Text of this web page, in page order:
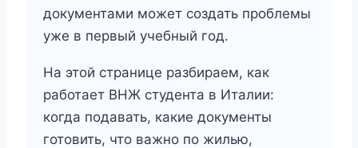
документами может создать проблемы
уже в первый учебный год.
На этой странице разбираем, как
работает ВНЖ студента в Италии:
когда подавать, какие документы
готовить, что важно по жилью,